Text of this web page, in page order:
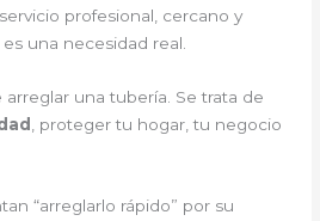
profesional, cercano y
una necesidad real.
una tubería. Se trata de
, proteger tu hogar, tu negocio
“arreglarlo rápido” por su